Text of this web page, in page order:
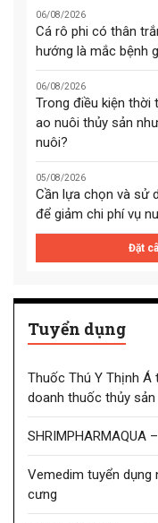
06/08/2026
Cá rô phi có thân
hướng là mắc bệnh
06/08/2026
Trong điều kiện thời
ao nuôi thủy sản
nuôi?
05/08/2026
Cần lựa chọn và sử
để giảm chi phí vụ
Đặt
Tuyển dụng
Thuốc Thú Y Thịnh Á
doanh thuốc thủy sản
SHRIMPHARMAQUA
Vemedim tuyển dụng
cưng